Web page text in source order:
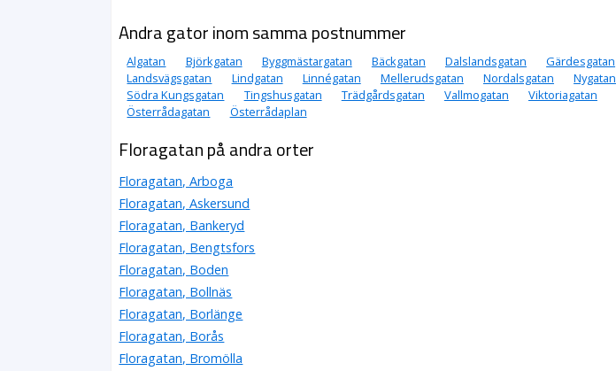
Andra gator inom samma postnummer
Algatan Björkgatan Byggmästargatan Bäckgatan Dalslandsgatan Gärdesgatan
Landsvägsgatan
Lindgatan Linnégatan Mellerudsgatan Nordalsgatan Nygatan
Södra Kungsgatan
Tingshusgatan Trädgårdsgatan Vallmogatan Viktoriagatan
Österrådagatan
Österrådaplan
Floragatan på andra orter
Floragatan, Arboga
Floragatan, Askersund
Floragatan, Bankeryd
Floragatan, Bengtsfors
Floragatan, Boden
Floragatan, Bollnäs
Floragatan, Borlänge
Floragatan, Borås
Floragatan, Bromölla